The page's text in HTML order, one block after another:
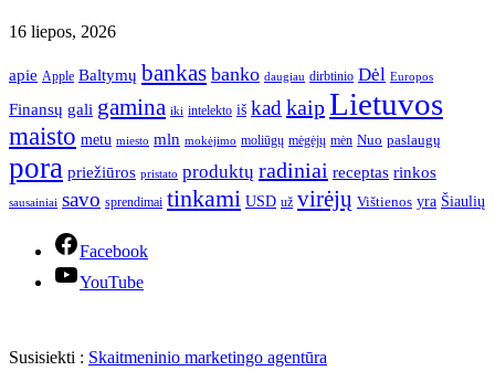
16 liepos, 2026
apie Apple Baltymų bankas banko daugiau dirbtinio Dėl Europos
Finansų gali gamina iki intelekto iš kad kaipLietuvos
maisto metu miesto mln mokėjimo moliūgų mėgėjų mėn Nuo paslaugų
pora priežiūros pristato produktų radiniai receptas rinkos
sausainiai savo sprendimai tinkami USD už virėjų Vištienos yra Šiaulių
Facebook
YouTube
Susisiekti : Skaitmeninio marketingo agentūra